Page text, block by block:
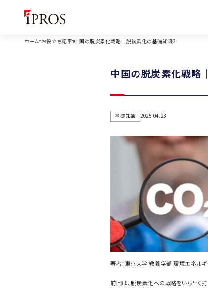
ホーム お役立ち記事 中国の脱炭素化戦略｜脱炭素化の基礎知識3
中国の脱炭素化戦略
基礎知識 2025.04.23
著者：東京大学 教養学部 環境エネ
前回は、脱炭素化への戦略をいち早く